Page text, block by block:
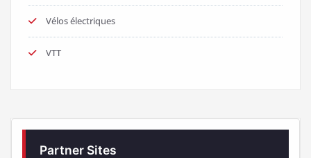
Vélos électriques
VTT
Partner Sites